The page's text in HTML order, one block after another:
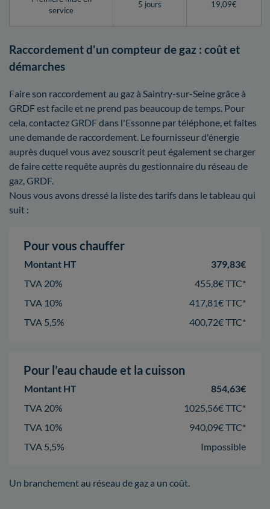
service
5 jours 19,09€
Raccordement d'un compteur de gaz : coût et
démarches
Faire son raccordement au gaz à Saintry-sur-Seine grâce à
GRDF est facile et ne prend pas beaucoup de temps. Pour
cela, contactez GRDF dans l'Essonne par téléphone, et faites
une demande de raccordement. Le fournisseur d'énergie
auprès duquel vous avez souscrit peut également se charger
de faire cette requête auprès du gestionnaire du réseau de
gaz, GRDF.
Nous vous avons dressé la liste des tarifs dans le tableau qui
suit :
Pour vous chauffer
Montant HT
379,83€
TVA 20%
455,8€ TTC*
TVA 10%
417,81€ TTC*
TVA 5,5%
400,72€ TTC*
Pour l’eau chaude et la cuisson
Montant HT
854,63€
TVA 20%
1025,56€ TTC*
TVA 10%
940,09€ TTC*
TVA 5,5%
Impossible
Un branchement au réseau de gaz a un coût.